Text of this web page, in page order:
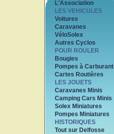
L'Association
LES VEHICULES
Voitures
Caravanes
VéloSolex
Autres Cyclos
POUR ROULER
Bougies
Pompes à Carburant
Cartes Routières
LES JOUETS
Caravanes Minis
Camping Cars Minis
Solex Miniatures
Pompes Miniatures
HISTORIQUES
Tout sur Delfosse